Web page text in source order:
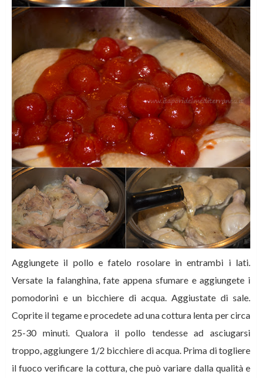
Aggiungete il pollo e fatelo rosolare in entrambi i lati.
Versate la falanghina, fate appena sfumare e aggiungete i
pomodorini e un bicchiere di acqua. Aggiustate di sale.
Coprite il tegame e procedete ad una cottura lenta per circa
25-30 minuti. Qualora il pollo tendesse ad asciugarsi
troppo, aggiungere 1/2 bicchiere di acqua. Prima di togliere
il fuoco verificare la cottura, che può variare dalla qualità e